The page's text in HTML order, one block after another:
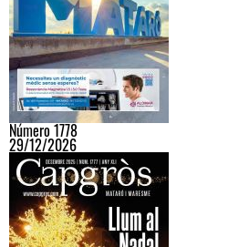
Número 1778
29/12/2026